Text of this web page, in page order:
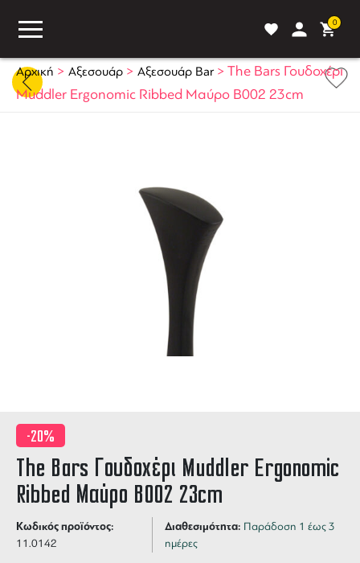
0
Αρχική > Αξεσουάρ > Αξεσουάρ Bar> The Bars Γουδοχέρι
Muddler Ergonomic Ribbed Μαύρο B002 23cm
-20%
The Bars Γουδοχέρι Muddler Ergonomic
Ribbed Μαύρο B002 23cm
Κωδικός προϊόντος:
11.0142
Διαθεσιμότητα: Παράδοση 1 έως 3
ημέρες